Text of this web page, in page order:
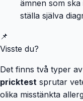
ämnen som
ställa själva
📌
Visste du?
Det finns två typer
pricktest sprutar
olika misstänkta